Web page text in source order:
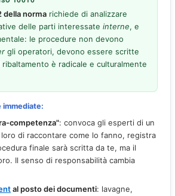
della normarichiede di analizzare
delle parti interessate interne, e
le procedure non devono
gli operatori, devono essere scritte
è radicale e culturalmente
immediate:
competenza": convoca gli esperti di un
di raccontare come lo fanno, registra
finale sarà scritta da te, ma il
Il senso di responsabilità cambia
al posto dei documenti: lavagne,